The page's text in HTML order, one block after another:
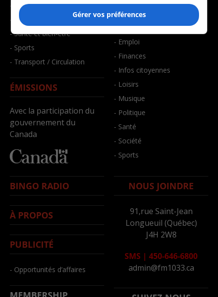
- Environnement
- Faits divers
- Santé et bien-être
- Sports
- Transport / Circulation
ÉMISSIONS
Avec la participation du
gouvernement du
Canada
- Art de vivre
- Bien-être
- Emploi
- Finances
- Infos citoyennes
- Loisirs
- Musique
- Politique
- Santé
- Société
- Sports
BINGO RADIO
À PROPOS
PUBLICITÉ
- Opportunités d’affaires
NOUS JOINDRE
91,rue Saint-Jean
Longueuil (Québec)
J4H 2W8
SMS | 450-646-6800
admin@fm1033.ca
Gérer vos préférences